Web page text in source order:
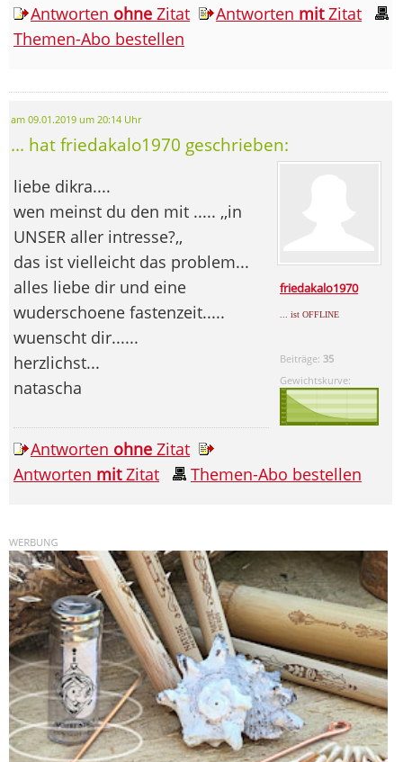
Antworten ohne Zitat Antworten mitZitat
Themen-Abo bestellen
am 09.01.2019 um 20:14 Uhr
... hat friedakalo1970 geschrieben:
friedakalo1970
... ist OFFLINE
Beiträge: 35
Gewichtskurve:
liebe dikra....
wen meinst du den mit ..... ,,in
UNSER aller intresse?,,
das ist vielleicht das problem...
alles liebe dir und eine
wuderschoene fastenzeit.....
wuenscht dir......
herzlichst...
natascha
Antworten ohne Zitat
Antworten mitZitat Themen-Abo bestellen